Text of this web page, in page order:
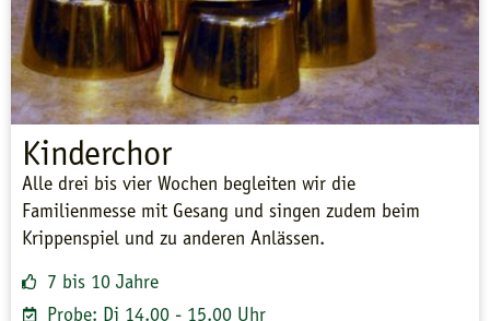
Kinderchor
Alle drei bis vier Wochen begleiten wir die
Familienmesse mit Gesang und singen zudem beim
Krippenspiel und zu anderen Anlässen.
7 bis 10 Jahre
Probe: Di 14.00 - 15.00 Uhr